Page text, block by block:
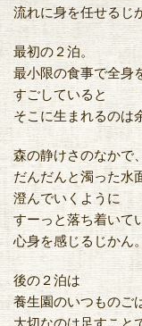
流れに身を任せるじ
最初の２泊。
最小限の食事で全身
すごしていると
そこに生まれるのは
森の静けさのなかで、
だんだんと濁った水
澄んでいくように
すーっと落ち着いて
心身を感じるじかん。
後の２泊は
養生園のいつものご
大切なのは足すこと